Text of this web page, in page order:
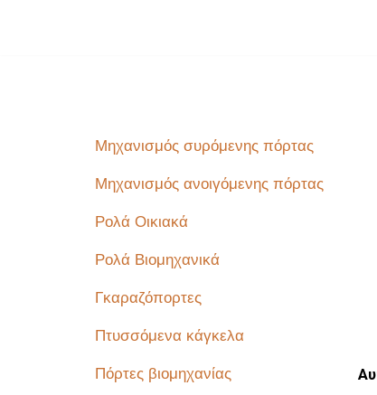
Μηχανισμός συρόμενης πόρτας
Μηχανισμός ανοιγόμενης πόρτας
Ρολά Οικιακά
Ρολά Βιομηχανικά
Γκαραζόπορτες
Πτυσσόμενα κάγκελα
Πόρτες βιομηχανίας